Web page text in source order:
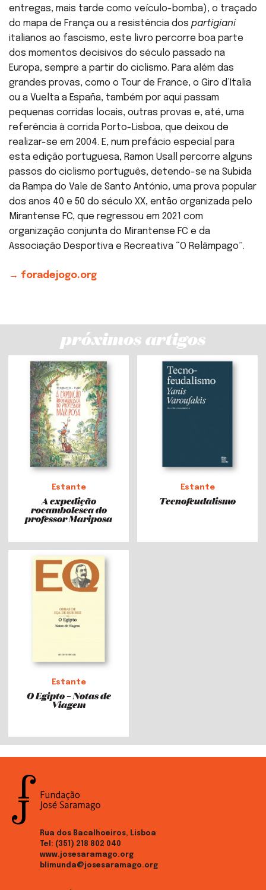
entregas, mais tarde como veículo-bomba), o traçado
do mapa de França ou a resistência dos partigiani
italianos ao fascismo, este livro percorre boa parte
dos momentos decisivos do século passado na
Europa, sempre a partir do ciclismo. Para além das
grandes provas, como o Tour de France, o Giro d’Italia
ou a Vuelta a España, também por aqui passam
pequenas corridas locais, outras provas e, até, uma
referência à corrida Porto-Lisboa, que deixou de
realizar-se em 2004. E, num prefácio especial para
esta edição portuguesa, Ramon Usall percorre alguns
passos do ciclismo português, detendo-se na Subida
da Rampa do Vale de Santo António, uma prova popular
dos anos 40 e 50 do século XX, então organizada pelo
Mirantense FC, que regressou em 2021 com
organização conjunta do Mirantense FC e da
Associação Desportiva e Recreativa “O Relâmpago”.
→ foradejogo.org
próximos artigos
Estante
A expedição
rocambolesca do
professor Mariposa
Estante
Tecnofeudalismo
Estante
O Egipto – Notas de
Viagem
Rua dos Bacalhoeiros, Lisboa
Tel: (351) 218 802 040
www.josesaramago.org
blimunda@josesaramago.org